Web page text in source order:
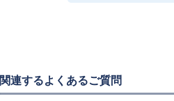
関連するよくあるご質問